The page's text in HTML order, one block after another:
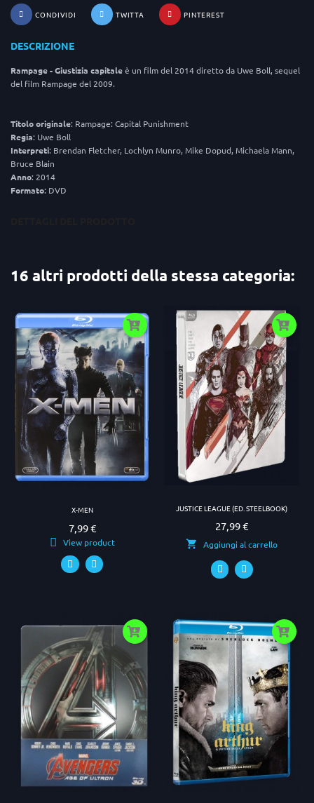
CONDIVIDI TWITTA PINTEREST
DESCRIZIONE
Rampage - Giustizia capitaleè un film del 2014 diretto da Uwe Boll, sequel
del film Rampage del 2009.
Titolooriginale: Rampage: Capital Punishment
Regia: Uwe Boll
Interpreti: Brendan Fletcher, Lochlyn Munro, Mike Dopud, Michaela Mann,
Bruce Blain
Anno: 2014
Formato: DVD
16 altri prodotti della stessa categoria:
X-MEN
Prezzo
7,99 €
View product
JUSTICE LEAGUE (ED. STEELBOOK)
Prezzo
27,99 €
Aggiungi al carrello